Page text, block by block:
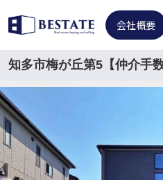
会社概要
知多市梅が丘第5【仲介手数